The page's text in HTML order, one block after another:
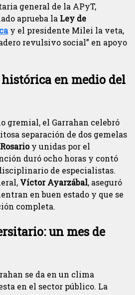
general de la APyT,
aprueba la Ley de
y el presidente Milei la veta,
revulsivo social” en apoyo
en medio del
gremial, el Garrahan celebró
separación de dos gemelas
Rosarioy unidas por el
duró ocho horas y contó
de especialistas.
Víctor Ayarzábal, aseguró
en buen estado y que se
completa.
un mes de
se da en un clima
en el sector público. La